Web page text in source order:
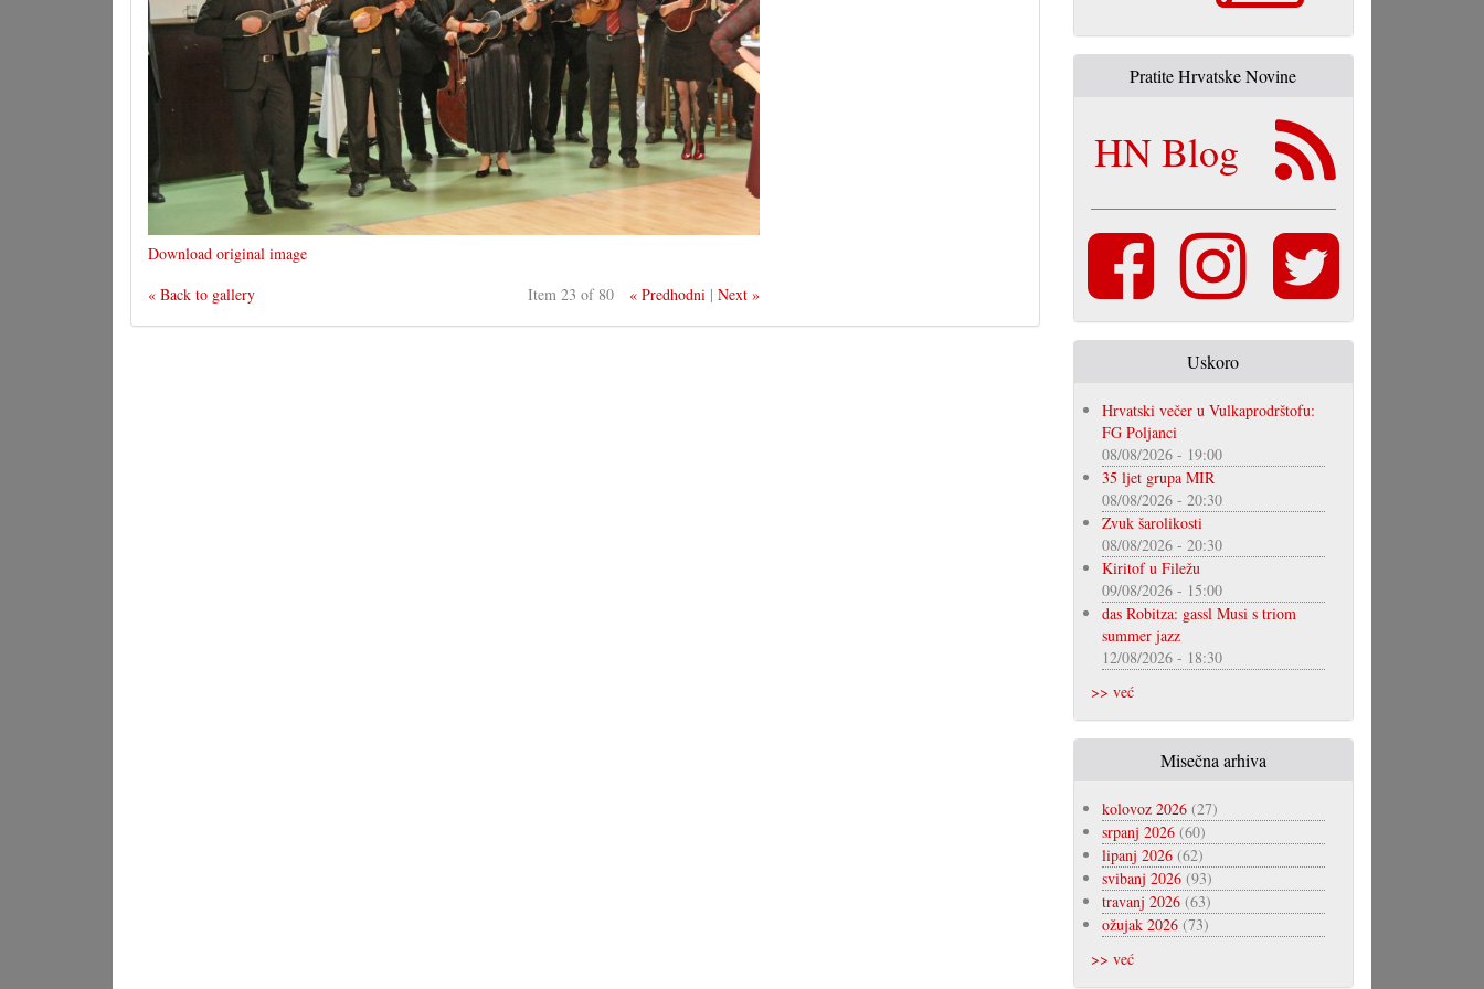
Download original image
« Back to gallery
Item 23 of 80 « Predhodni |Next »
Pratite Hrvatske Novine
HN Blog
Uskoro
Hrvatski večer u Vulkaprodrštofu:
FG Poljanci
08/08/2026 - 19:00
35 ljet grupa MIR
08/08/2026 - 20:30
Zvuk šarolikosti
08/08/2026 - 20:30
Kiritof u Filežu
09/08/2026 - 15:00
das Robitza: gassl Musi s triom
summer jazz
12/08/2026 - 18:30
>> već
Misečna arhiva
kolovoz 2026(27)
srpanj 2026(60)
lipanj 2026(62)
svibanj 2026(93)
travanj 2026(63)
ožujak 2026(73)
>> već